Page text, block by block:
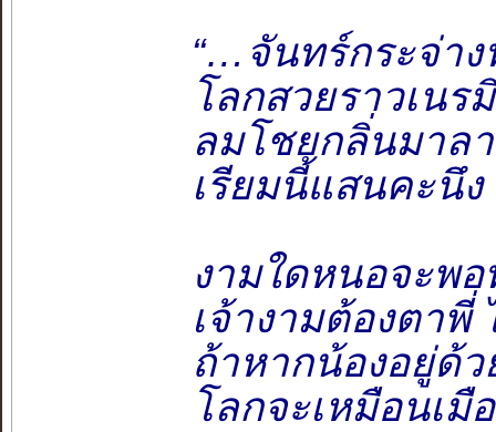
“…จันทร์กระจ่า
โลกสวยราวเน
ลมโชยกลิ่นมาล
เรียมนี้แสนคะนึ
งามใดหนอจะพ
เจ้างามต้องตา
ถ้าหากน้องอยู่ด้
โลกจะเหมือนเ